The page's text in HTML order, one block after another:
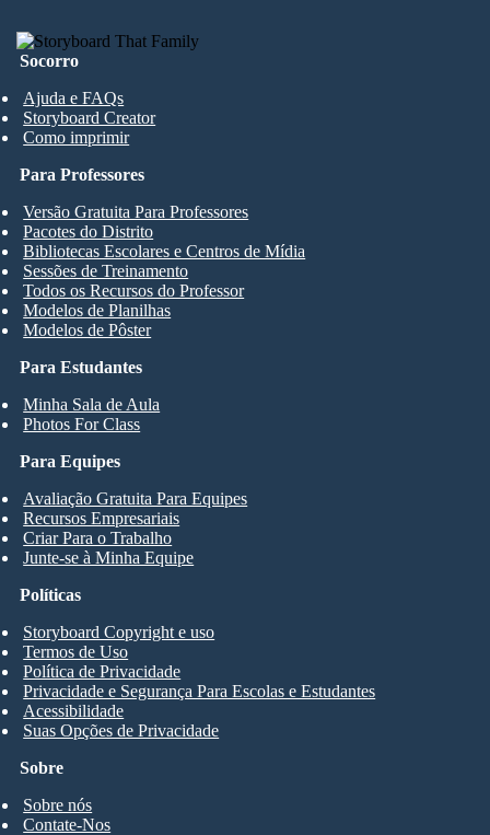
Socorro
Ajuda e FAQs
Storyboard Creator
Como imprimir
Para Estudantes
Minha Sala de Aula
Photos For Class
Para Professores
Versão Gratuita Para Professores
Pacotes do Distrito
Bibliotecas Escolares e Centros de Mídia
Sessões de Treinamento
Todos os Recursos do Professor
Modelos de Planilhas
Modelos de Pôster
Para Equipes
Avaliação Gratuita Para Equipes
Recursos Empresariais
Criar Para o Trabalho
Junte-se à Minha Equipe
Sobre
Sobre nós
Contate-Nos
Políticas
Storyboard Copyright e uso
Termos de Uso
Política de Privacidade
Privacidade e Segurança Para Escolas e Estudantes
Acessibilidade
Suas Opções de Privacidade